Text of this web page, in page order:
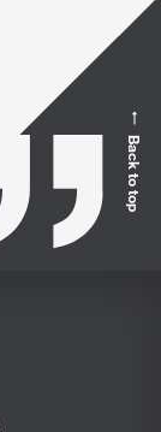
Back to top